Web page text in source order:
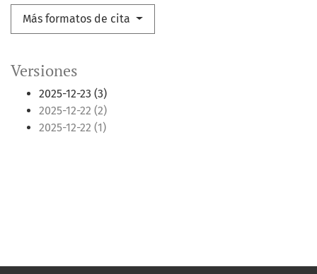
Versiones
2025-12-23 (3)
2025-12-22 (2)
2025-12-22 (1)
Más formatos de cita